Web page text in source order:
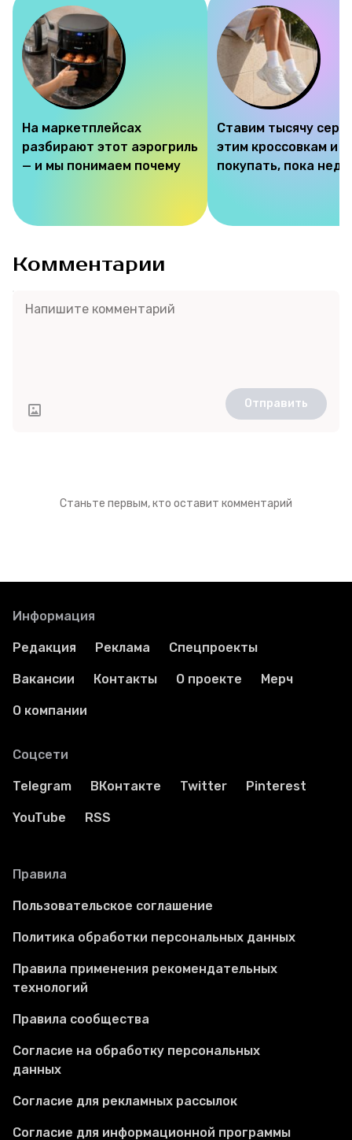
На маркетплейсах
разбирают этот аэрогриль
— и мы понимаем почему
Ставим тысячу
этим кроссовкам и
покупать, пока
Комментарии
Отправить
Станьте первым, кто оставит комментарий
Информация
Редакция Реклама Спецпроекты
Вакансии Контакты О проекте Мерч
О компании
Соцсети
Telegram ВКонтакте Twitter Pinterest
YouTube RSS
Правила
Пользовательское соглашение
Политика обработки персональных данных
Правила применения рекомендательных
технологий
Правила сообщества
Согласие на обработку персональных
данных
Согласие для рекламных рассылок
Согласие для информационной программы